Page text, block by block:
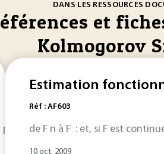
DANS LES RESSOURCES
et
Kolmogorov
de décision. La statistique
Estimation
Réf : AF603
de F n à F : et, si F est
10 oct. 2009